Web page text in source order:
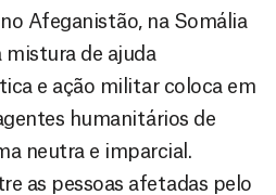
Afeganistão, na Somália
mistura de ajuda
e ação militar coloca em
humanitários de
neutra e imparcial.
as pessoas afetadas pelo